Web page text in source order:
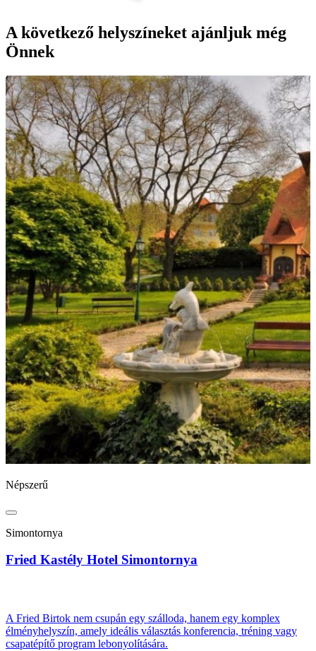
A következő helyszíneket ajánljuk még
Önnek
Népszerű
Simontornya
Fried Kastély Hotel Simontornya
A Fried Birtok nem csupán egy szálloda, hanem egy komplex
élményhelyszín, amely ideális választás konferencia, tréning vagy
csapatépítő program lebonyolítására.